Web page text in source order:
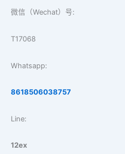
微信（Wechat）号:
T17068
Whatsapp:
8618506038757
Line:
12ex